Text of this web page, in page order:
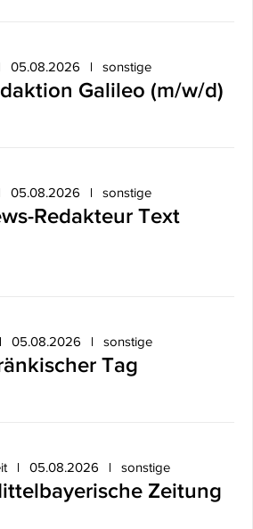
05.08.2026 sonstige
Galileo (m/w/d)
05.08.2026 sonstige
Redakteur Text
05.08.2026 sonstige
Tag
05.08.2026 sonstige
Zeitung